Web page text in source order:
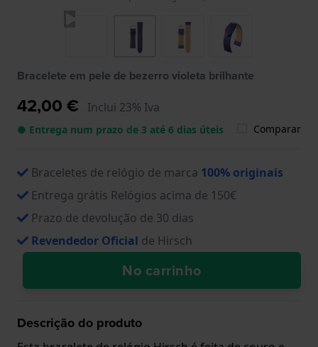
Bracelete em pele de bezerro violeta brilhante
42,00 € Inclui 23% Iva
● Entrega num prazo de 3 até 6 dias úteis Comparar
Braceletes de relógio de marca 100% originais
Entrega grátis Relógios acima de 150€
Prazo de devolução de 30 dias
Revendedor Oficial de Hirsch
No carrinho
Descrição do produto